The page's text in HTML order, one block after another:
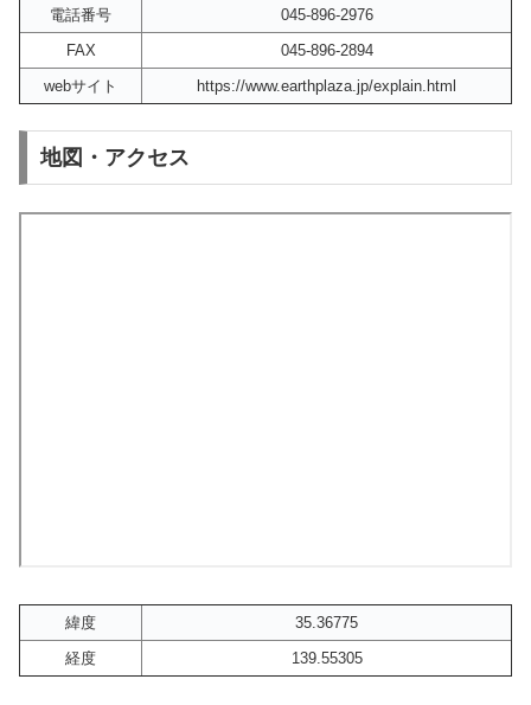
電話番号
045-896-2976
FAX
045-896-2894
webサイト
https://www.earthplaza.jp/explain.html
地図・アクセス
緯度
35.36775
経度
139.55305